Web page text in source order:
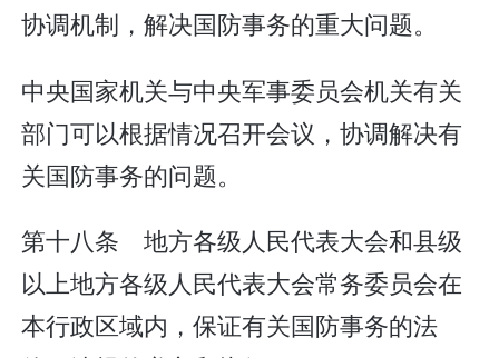
协调机制，解决国防事务的重大问题。
中央国家机关与中央军事委员会机关有关
部门可以根据情况召开会议，协调解决有
关国防事务的问题。
第十八条 地方各级人民代表大会和县级
以上地方各级人民代表大会常务委员会在
本行政区域内，保证有关国防事务的法